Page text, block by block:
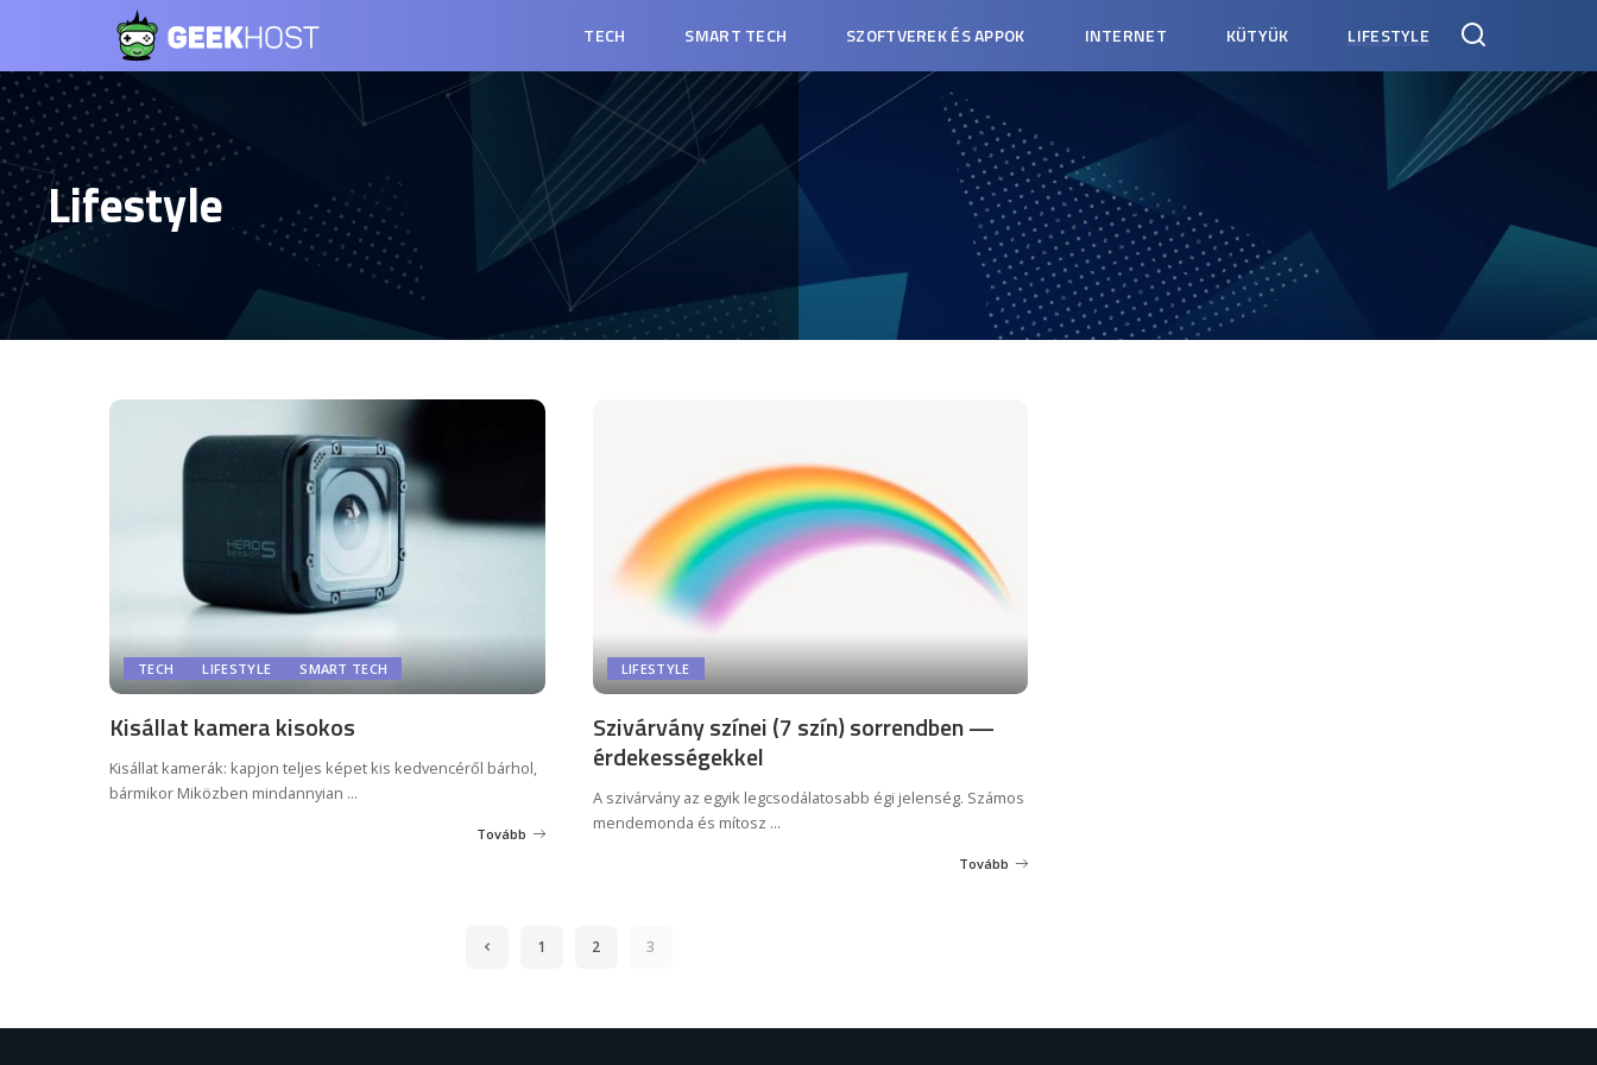
TECH SMART TECH SZOFTVEREK ÉS APPOK INTERNET KÜTYÜK LIFESTYLE
Lifestyle
TECH LIFESTYLE SMART TECH
Kisállat kamera kisokos
Kisállat kamerák: kapjon teljes képet kis kedvencéről bárhol,
bármikor Miközben mindannyian ...
Tovább
LIFESTYLE
Szivárvány színei (7 szín) sorrendben —
érdekességekkel
A szivárvány az egyik legcsodálatosabb égi jelenség. Számos
mendemonda és mítosz ...
Tovább
1 2 3